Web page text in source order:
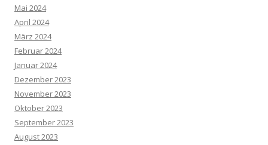
Mai 2024
April 2024
März 2024
Februar 2024
Januar 2024
Dezember 2023
November 2023
Oktober 2023
September 2023
August 2023